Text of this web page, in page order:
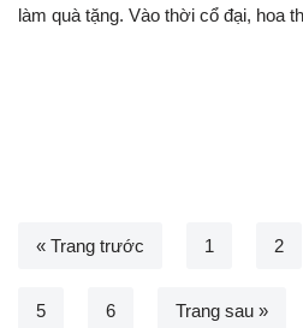
làm quà tặng. Vào thời cổ đại, hoa
« Trang trước 1 2
5 6 Trang sau »